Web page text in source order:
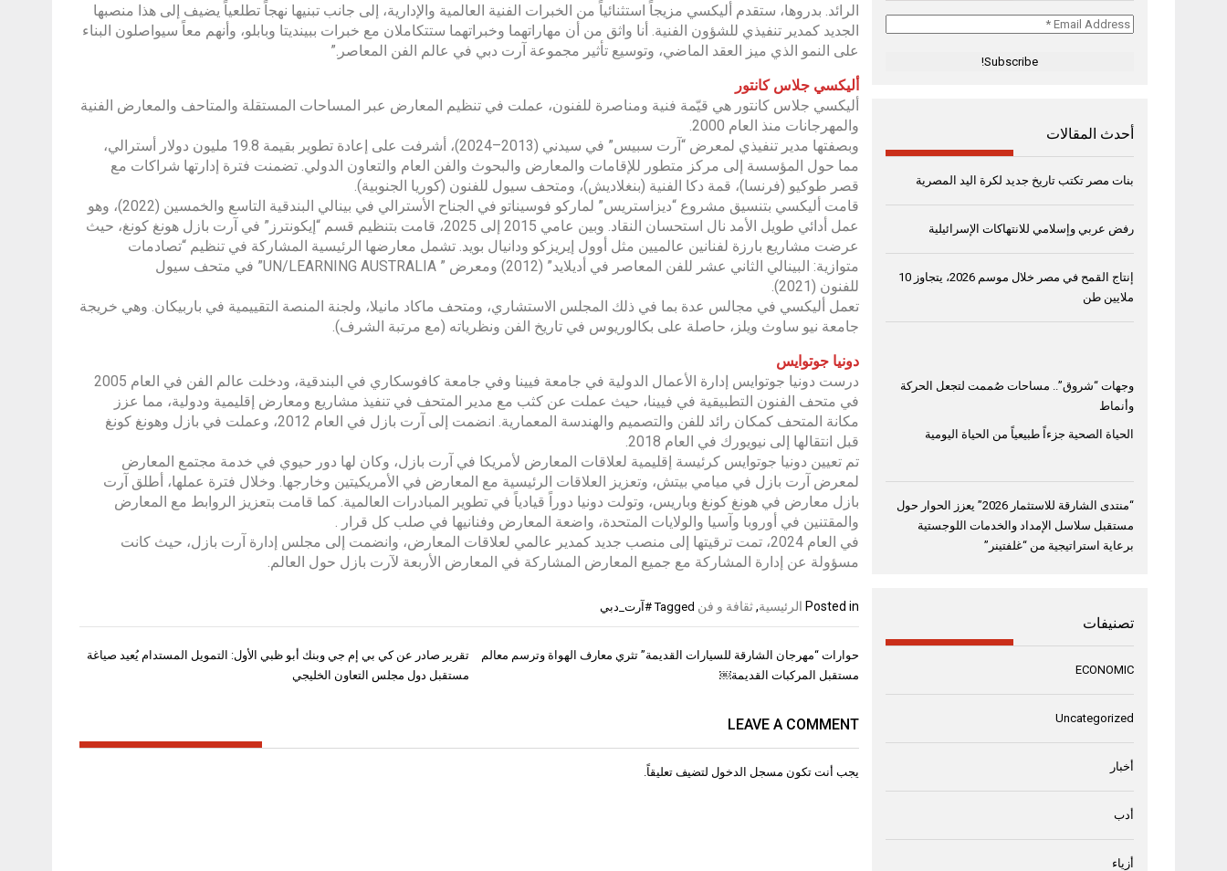
الرائد. بدروها، ستقدم أليكسي مزيجاً استثنائياً من الخبرات الفنية العالمية والإدارية، إلى جانب تبنيها نهجاً تطلعياً يضيف إلى هذا منصبها
الجديد كمدير تنفيذي للشؤون الفنية. أنا واثق من أن مهاراتهما وخبراتهما ستتكاملان مع خبرات ببينديتا وبابلو، وأنهم معاً سيواصلون البناء
على النمو الذي ميز العقد الماضي، وتوسيع تأثير مجموعة آرت دبي في عالم الفن المعاصر.”
أليكسي جلاس كانتور
أليكسي جلاس كانتور هي قيّمة فنية ومناصرة للفنون، عملت في تنظيم المعارض عبر المساحات المستقلة والمتاحف والمعارض الفنية
والمهرجانات منذ العام 2000.
وبصفتها مدير تنفيذي لمعرض “آرت سبيس” في سيدني (2013–2024)، أشرفت على إعادة تطوير بقيمة 19.8 مليون دولار أسترالي،
مما حول المؤسسة إلى مركز متطور للإقامات والمعارض والبحوث والفن العام والتعاون الدولي. تضمنت فترة إدارتها شراكات مع
قصر طوكيو (فرنسا)، قمة دكا الفنية (بنغلاديش)، ومتحف سيول للفنون (كوريا الجنوبية).
قامت أليكسي بتنسيق مشروع “ديزاستريس” لماركو فوسيناتو في الجناح الأسترالي في بينالي البندقية التاسع والخمسين (2022)، وهو
عمل أدائي طويل الأمد نال استحسان النقاد. وبين عامي 2015 إلى 2025، قامت بتنظيم قسم “إيكونترز” في آرت بازل هونغ كونغ، حيث
عرضت مشاريع بارزة لفنانين عالميين مثل أوول إيريزكو ودانيال بويد. تشمل معارضها الرئيسية المشاركة في تنظيم “تصادمات
متوازية: البينالي الثاني عشر للفن المعاصر في أديلايد” (2012) ومعرض ” UN/LEARNING AUSTRALIA” في متحف سيول
للفنون (2021).
تعمل أليكسي في مجالس عدة بما في ذلك المجلس الاستشاري، ومتحف ماكاد مانيلا، ولجنة المنصة التقييمية في باربيكان. وهي خريجة
جامعة نيو ساوث ويلز، حاصلة على بكالوريوس في تاريخ الفن ونظرياته (مع مرتبة الشرف).
دونيا جوتوايس
درست دونيا جوتوايس إدارة الأعمال الدولية في جامعة فيينا وفي جامعة كافوسكاري في البندقية، ودخلت عالم الفن في العام 2005
في متحف الفنون التطبيقية في فيينا، حيث عملت عن كثب مع مدير المتحف في تنفيذ مشاريع ومعارض إقليمية ودولية، مما عزز
مكانة المتحف كمكان رائد للفن والتصميم والهندسة المعمارية. انضمت إلى آرت بازل في العام 2012، وعملت في بازل وهونغ كونغ
قبل انتقالها إلى نيويورك في العام 2018.
تم تعيين دونيا جوتوايس كرئيسة إقليمية لعلاقات المعارض لأمريكا في آرت بازل، وكان لها دور حيوي في خدمة مجتمع المعارض
لمعرض آرت بازل في ميامي بيتش، وتعزيز العلاقات الرئيسية مع المعارض في الأمريكيتين وخارجها. وخلال فترة عملها، أطلق آرت
بازل معارض في هونغ كونغ وباريس، وتولت دونيا دوراً قيادياً في تطوير المبادرات العالمية. كما قامت بتعزيز الروابط مع المعارض
والمقتنين في أوروبا وآسيا والولايات المتحدة، واضعة المعارض وفنانيها في صلب كل قرار .
في العام 2024، تمت ترقيتها إلى منصب جديد كمدير عالمي لعلاقات المعارض، وانضمت إلى مجلس إدارة آرت بازل، حيث كانت
مسؤولة عن إدارة المشاركة مع جميع المعارض المشاركة في المعارض الأربعة لآرت بازل حول العالم.
Posted in الرئيسية,ثقافة و فن Tagged #آرت_دبي
تصفّح
المقالات
تقرير صادر عن كي بي إم جي وبنك أبو ظبي الأول: التمويل المستدام يُعيد صياغة
مستقبل دول مجلس التعاون الخليجي
حوارات “مهرجان الشارقة للسيارات القديمة” تثري معارف الهواة وترسم معالم
مستقبل المركبات القديمة￼
LEAVE A COMMENT
يجب أنت تكون مسجل الدخول لتضيف تعليقاً.
Email
أحدث المقالات
بنات مصر تكتب تاريخ جديد لكرة اليد المصرية
رفض عربي وإسلامي للانتهاكات الإسرائيلية
إنتاج القمح في مصر خلال موسم 2026، يتجاوز 10
ملايين طن
وجهات “شروق”.. مساحات صُممت لتجعل الحركة
وأنماط
الحياة الصحية جزءاً طبيعياً من الحياة اليومية
“منتدى الشارقة للاستثمار 2026” يعزز الحوار حول
مستقبل سلاسل الإمداد والخدمات اللوجستية
برعاية استراتيجية من “غلفتينر”
تصنيفات
ECONOMIC
Uncategorized
أخبار
أدب
أزياء